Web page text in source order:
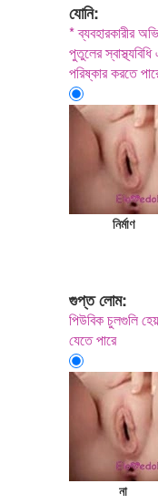
যোনি:
* ব্যবহারকারীর
পুতুলের
পরিষ্কার করতে
নির্মাণ
গুপ্ত লোম:
পিউবিক চুলগুলি
যেতে পারে
না